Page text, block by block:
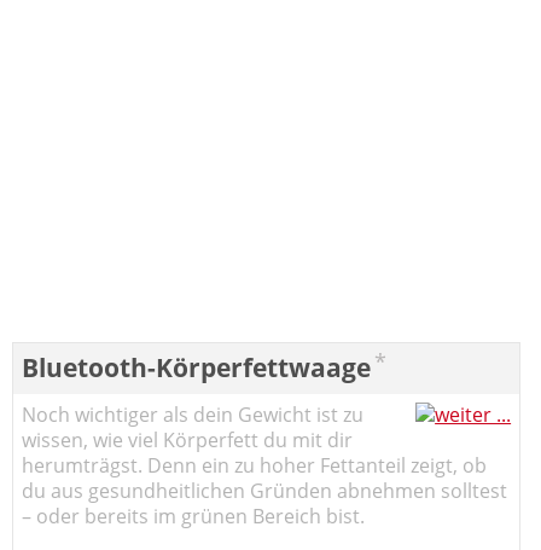
Bluetooth-Körperfettwaage*
Noch wichtiger als dein Gewicht ist zu
wissen, wie viel Körperfett du mit dir
herumträgst. Denn ein zu hoher Fettanteil zeigt, ob
du aus gesundheitlichen Gründen abnehmen solltest
– oder bereits im grünen Bereich bist.